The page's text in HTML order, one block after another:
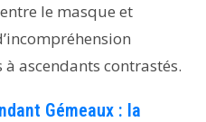
le masque et
ascendants contrastés.
Gémeaux : la